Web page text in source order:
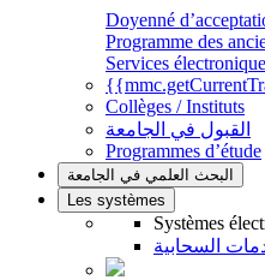
Doyenné
Programme des
Services
Collèges / Instituts
القبول في الجامعة
Programmes d’étude
البحث العلمي في الجامعة
Les systèmes
Systèmes
السحابية